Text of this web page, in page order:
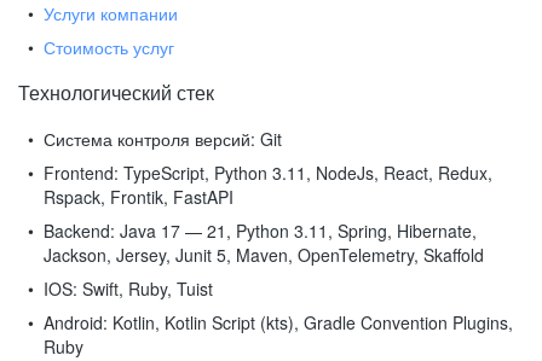
Услуги компании
Стоимость услуг
Технологический стек
Система контроля версий: Git
Frontend: TypeScript, Python 3.11, NodeJs, React, Redux,
Rspack, Frontik, FastAPI
Backend: Java 17 — 21, Python 3.11, Spring, Hibernate,
Jackson, Jersey, Junit 5, Maven, OpenTelemetry, Skaffold
IOS: Swift, Ruby, Tuist
Android: Kotlin, Kotlin Script (kts), Gradle Convention Plugins,
Ruby